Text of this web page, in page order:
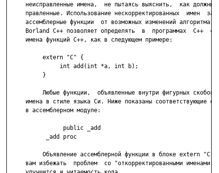
неисправленные имена,  не пытаясь выяснить,  как должны
правленные. Использование нескорректированных  имен
ассемблерные функции  от возможных изменений алгоритма в
Borland С++ позволяет определять  в  программах  С++
     имена функций С++, как в следующем примере:
          extern "C" {
               int add(int *a, int b);
          }
Любые функции,  объявленные внутри фигурных скобок,
имена в стиле языка Си. Ниже показаны соответствующие
     в ассемблерном модуле:
                public _add
           _add proc
Объявление ассемблерной функции в блоке extern "C"
вам избежать  проблем  со "откорректированными именами".